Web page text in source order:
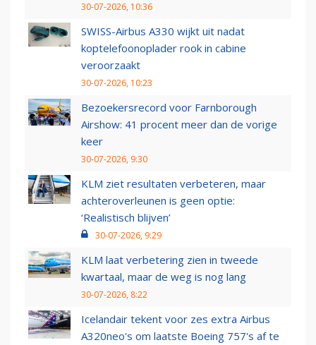
30-07-2026, 10:36
SWISS-Airbus A330 wijkt uit nadat
koptelefoonoplader rook in cabine
veroorzaakt
30-07-2026, 10:23
Bezoekersrecord voor Farnborough
Airshow: 41 procent meer dan de vorige
keer
30-07-2026, 9:30
KLM ziet resultaten verbeteren, maar
achteroverleunen is geen optie:
‘Realistisch blijven’
30-07-2026, 9:29
KLM laat verbetering zien in tweede
kwartaal, maar de weg is nog lang
30-07-2026, 8:22
Icelandair tekent voor zes extra Airbus
A320neo's om laatste Boeing 757's af te